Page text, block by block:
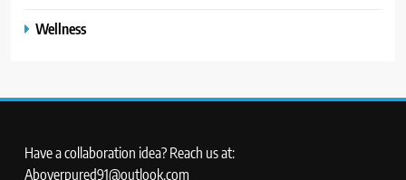
Wellness
Have a collaboration idea? Reach us at:
Aboverpured91@outlook.com